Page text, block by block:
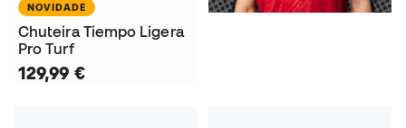
NOVIDADE
Chuteira Tiempo Ligera
Pro Turf
129,99 €